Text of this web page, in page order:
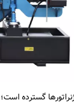
گسترده